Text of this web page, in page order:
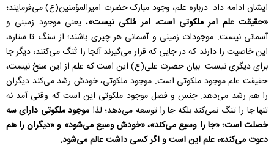
ایشان ادامه داد: درباره علم، وجود مبارک حضرت امیرالمؤمنین(ع) می‌فرمایند؛
«حقیقت علم امر ملکوتی است، امر مُلکی نیست»، یعنی موجود زمینی و
آسمانی نیست. موجودات زمینی و آسمانی هر چیزی باشند؛ از سنگ تا ستاره،
این خاصیت را دارند که در جایی که قرار می‌گیرند آنجا را تَنگ می‌کنند، دیگر جا
برای دیگری نیست. بیان حضرت علی(ع) این است که علم از این سنخ نیست،
حقیقت علم موجود ملکوتی است. موجود ملکوتی، خودش رشد می‌کند دیگران
را هم رشد می‌دهد. جنس و فصل موجود ملکوتی این است که وقتی آمد نه
تنها جا را تنگ نمی‌کند بلکه جا را توسعه می‌دهد؛ لذا موجود ملکوتی دارای سه
خصلت است؛ «جا را وسیع می‌کند»، «خودش وسیع می‌شود» و «دیگران را هم
دعوت می‌کند»، علم این است و اگر کسی داشت عالم می‌شود.